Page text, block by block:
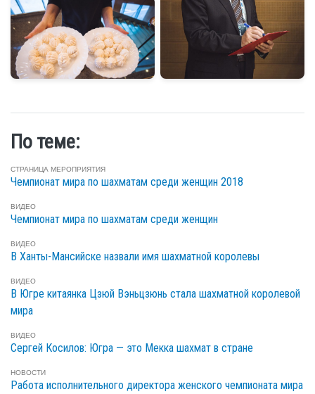
По теме:
СТРАНИЦА МЕРОПРИЯТИЯ
Чемпионат мира по шахматам среди женщин 2018
ВИДЕО
Чемпионат мира по шахматам среди женщин
ВИДЕО
В Ханты-Мансийске назвали имя шахматной королевы
ВИДЕО
В Югре китаянка Цзюй Вэньцзюнь стала шахматной королевой
мира
ВИДЕО
Сергей Косилов: Югра — это Мекка шахмат в стране
НОВОСТИ
Работа исполнительного директора женского чемпионата мира